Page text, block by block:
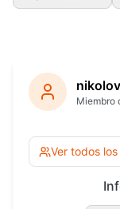
Miembro
Ver todos